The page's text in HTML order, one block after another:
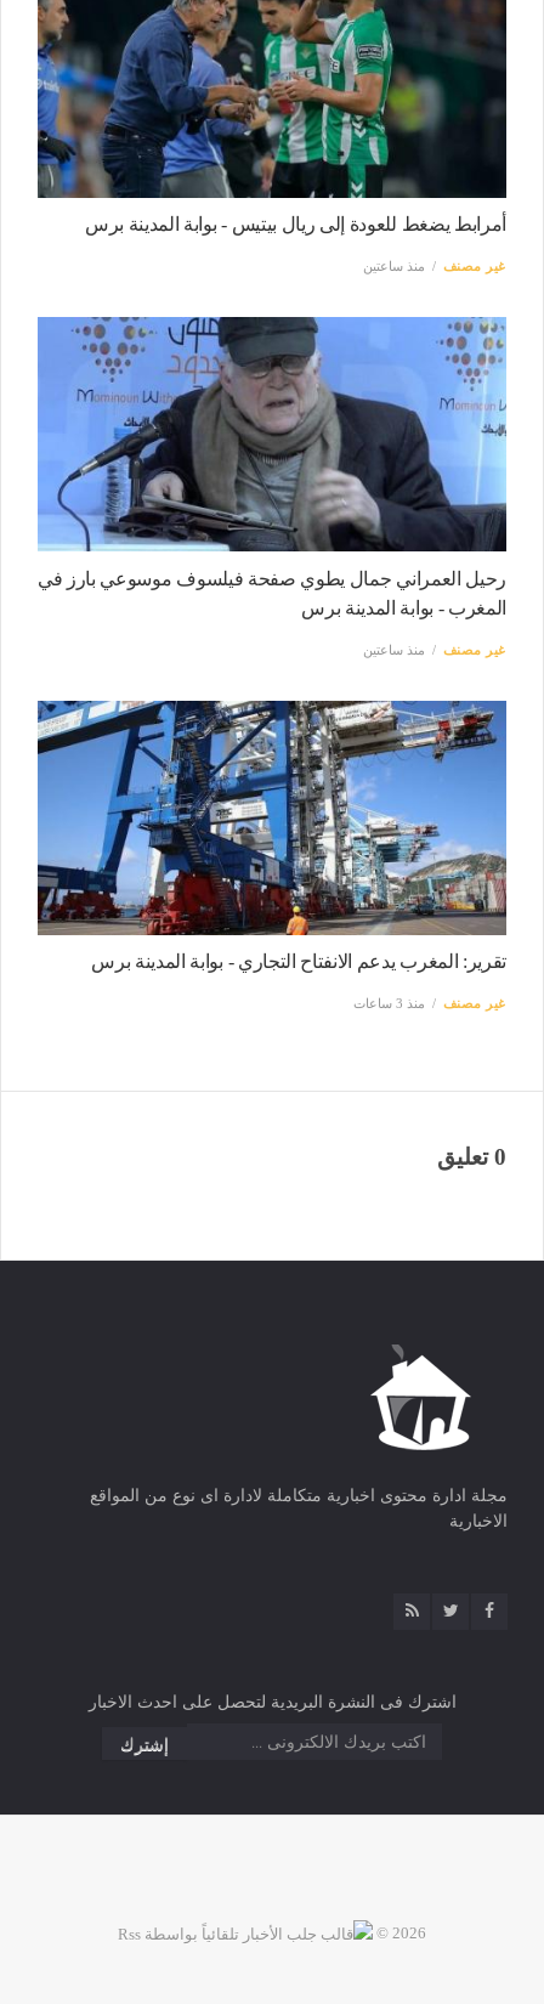
أمرابط يضغط للعودة إلى ريال بيتيس - بوابة المدينة برس
غير مصنف منذ ساعتين
رحيل العمراني جمال يطوي صفحة فيلسوف موسوعي بارز في
المغرب - بوابة المدينة برس
غير مصنف منذ ساعتين
تقرير: المغرب يدعم الانفتاح التجاري - بوابة المدينة برس
غير مصنف منذ 3 ساعات
0 تعليق
مجلة ادارة محتوى اخبارية متكاملة لادارة اى نوع من المواقع
الاخبارية
اشترك فى النشرة البريدية لتحصل على احدث الاخبار
2026 ©